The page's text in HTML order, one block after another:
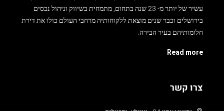
בירושלים וכבר שנים מוצאת ללקוחותיה מרחבי העולם כולו את דירת
חלומותיהם בעיר הבירה.